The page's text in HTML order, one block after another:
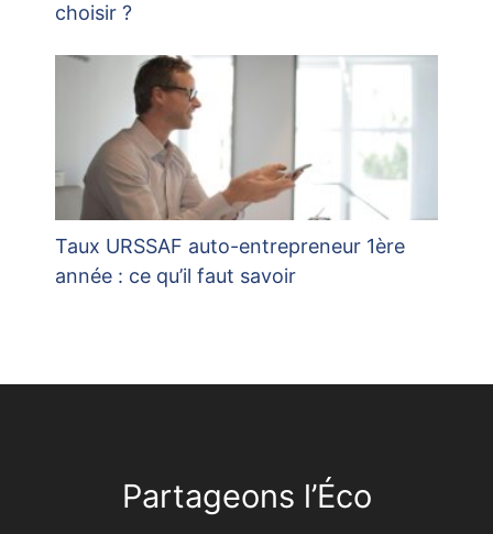
choisir ?
Taux URSSAF auto-entrepreneur 1ère
année : ce qu’il faut savoir
Partageons l’Éco